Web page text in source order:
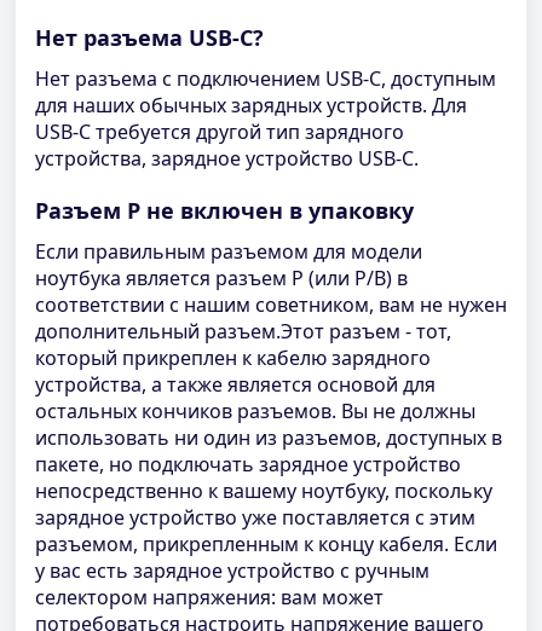
Нет разъема USB-C?
Нет разъема с подключением USB-C, доступным
для наших обычных зарядных устройств. Для
USB-C требуется другой тип зарядного
устройства, зарядное устройство USB-C.
Разъем P не включен в упаковку
Если правильным разъемом для модели
ноутбука является разъем P (или P/B) в
соответствии с нашим советником, вам не нужен
дополнительный разъем.Этот разъем - тот,
который прикреплен к кабелю зарядного
устройства, а также является основой для
остальных кончиков разъемов. Вы не должны
использовать ни один из разъемов, доступных в
пакете, но подключать зарядное устройство
непосредственно к вашему ноутбуку, поскольку
зарядное устройство уже поставляется с этим
разъемом, прикрепленным к концу кабеля. Если
у вас есть зарядное устройство с ручным
селектором напряжения: вам может
потребоваться настроить напряжение вашего